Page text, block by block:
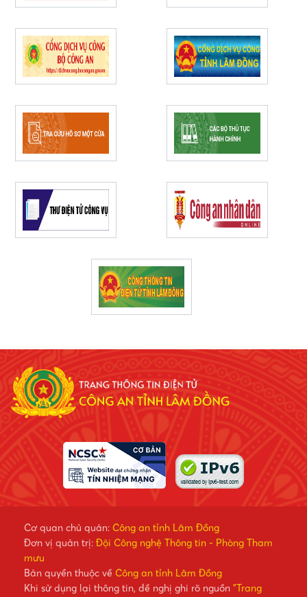
Cơ quan chủ quản: Công an tỉnh Lâm Đồng
Đơn vị quản trị: Đội Công nghệ Thông tin - Phòng Tham
mưu
Bản quyền thuộc về Công an tỉnh Lâm Đồng
Khi sử dụng lại thông tin, đề nghị ghi rõ nguồn "Trang